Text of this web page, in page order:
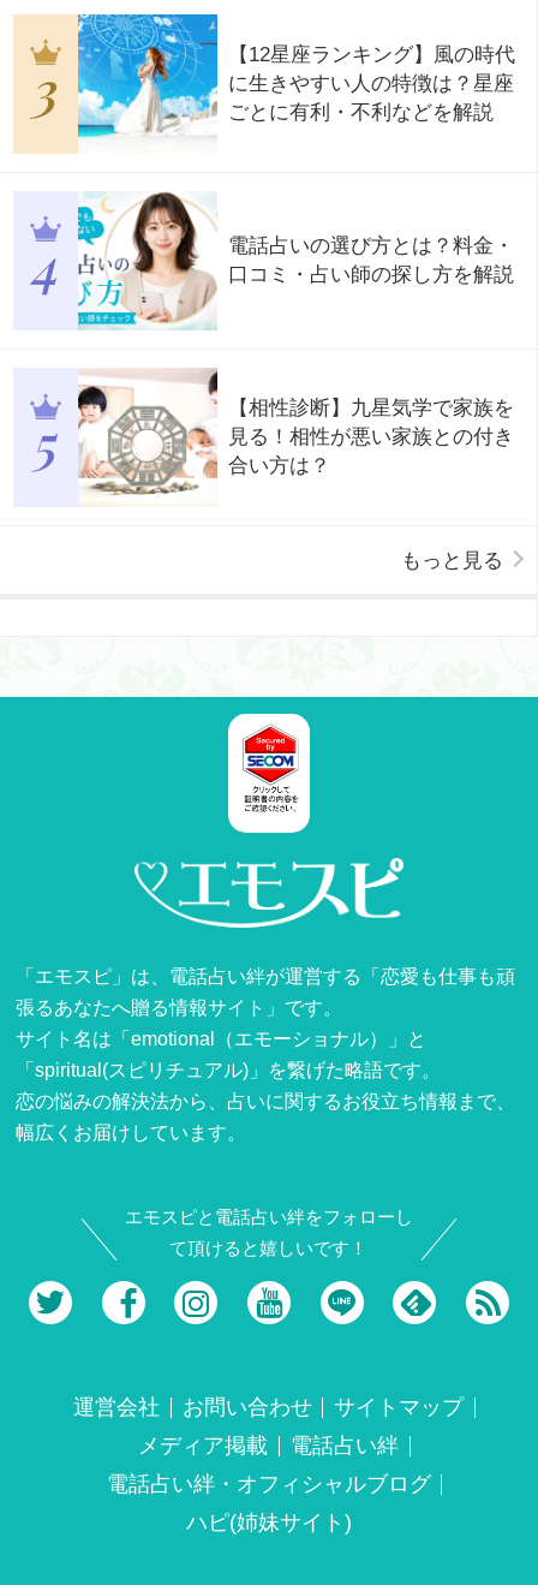
【12星座ランキング】風の時代
に生きやすい人の特徴は？星座
ごとに有利・不利などを解説
電話占いの選び方とは？料金・
口コミ・占い師の探し方を解説
【相性診断】九星気学で家族を
見る！相性が悪い家族との付き
合い方は？
もっと見る
「エモスピ」は、電話占い絆が運営する「恋愛も仕事も頑
張るあなたへ贈る情報サイト」です。
サイト名は「emotional（エモーショナル）」と
「spiritual(スピリチュアル)」を繋げた略語です。
恋の悩みの解決法から、占いに関するお役立ち情報まで、
幅広くお届けしています。
エモスピと電話占い絆をフォローし
て頂けると嬉しいです！
運営会社 お問い合わせ
サイトマップ
メディア掲載
電話占い絆
電話占い絆・オフィシャルブログ
ハピ(姉妹サイト)